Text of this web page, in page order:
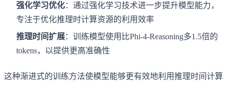
强化学习优化：通过强化学习技术进一步提升模型能力，
专注于优化推理时计算资源的利用效率
推理时间扩展：训练模型使用比Phi-4-Reasoning多1.5倍的
tokens，以提供更高准确性
这种渐进式的训练方法使模型能够更有效地利用推理时间计算